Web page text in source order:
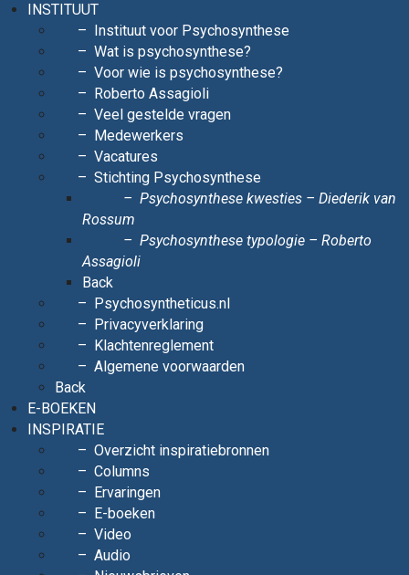
INSTITUUT
Instituut voor Psychosynthese
Wat is psychosynthese?
Voor wie is psychosynthese?
Roberto Assagioli
Veel gestelde vragen
Medewerkers
Vacatures
Stichting Psychosynthese
Psychosynthese kwesties – Diederik van
Rossum
Psychosynthese typologie – Roberto
Assagioli
Back
Psychosyntheticus.nl
Privacyverklaring
Klachtenreglement
Algemene voorwaarden
Back
E-BOEKEN
INSPIRATIE
Overzicht inspiratiebronnen
Columns
Ervaringen
E-boeken
Video
Audio